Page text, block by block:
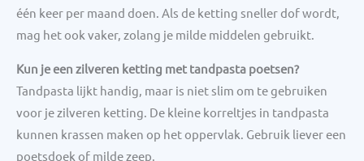
één keer per maand doen. Als de ketting sneller dof wordt,
mag het ook vaker, zolang je milde middelen gebruikt.
Kun je een zilveren ketting met tandpasta poetsen?
Tandpasta lijkt handig, maar is niet slim om te gebruiken
voor je zilveren ketting. De kleine korreltjes in tandpasta
kunnen krassen maken op het oppervlak. Gebruik liever een
poetsdoek of milde zeep.